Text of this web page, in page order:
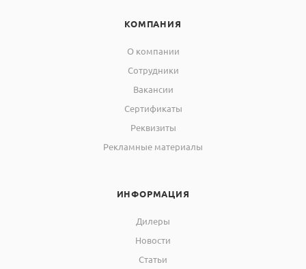
КОМПАНИЯ
О компании
Сотрудники
Вакансии
Сертификаты
Реквизиты
Рекламные материалы
ИНФОРМАЦИЯ
Дилеры
Новости
Статьи